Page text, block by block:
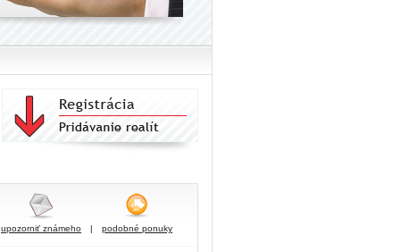
upozorniť známeho | podobné ponuky